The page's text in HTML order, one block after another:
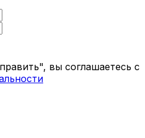
вы соглашаетесь с